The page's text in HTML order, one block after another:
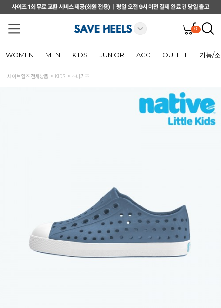
0
WOMEN MEN KIDS JUNIOR ACC OUTLET 기능/
세이브힐즈 전체상품 KIDS 스니커즈